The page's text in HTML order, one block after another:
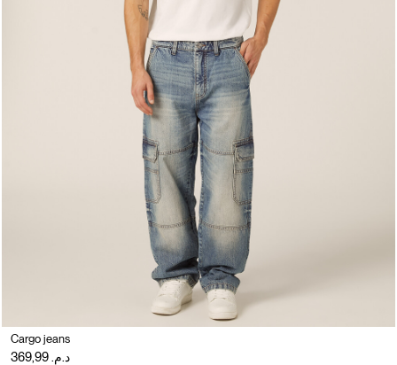
Cargo jeans
د.م. 369,99